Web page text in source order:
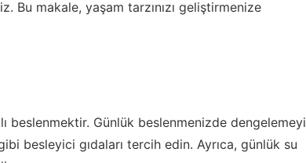
Bu makale, yaşam tarzınızı geliştirmenize
beslenmektir. Günlük beslenmenizde dengelemeyi
besleyici gıdaları tercih edin. Ayrıca, günlük su